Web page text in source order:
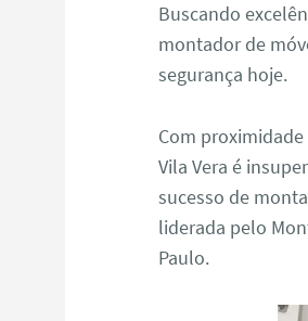
Buscando
montador de
segurança hoje.
Com
Vila Vera é
sucesso de
liderada pelo
Paulo.